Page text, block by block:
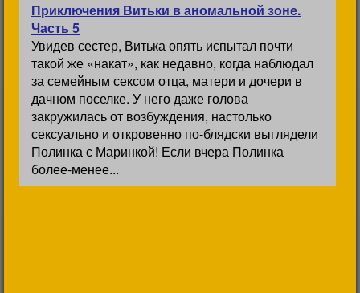
Приключения Витьки в аномальной зоне.
Часть 5
Увидев сестер, Витька опять испытал почти
такой же «накат», как недавно, когда наблюдал
за семейным сексом отца, матери и дочери в
дачном поселке. У него даже голова
закружилась от возбуждения, настолько
сексуально и откровенно по-блядски выглядели
Полинка с Маринкой! Если вчера Полинка
более-менее...